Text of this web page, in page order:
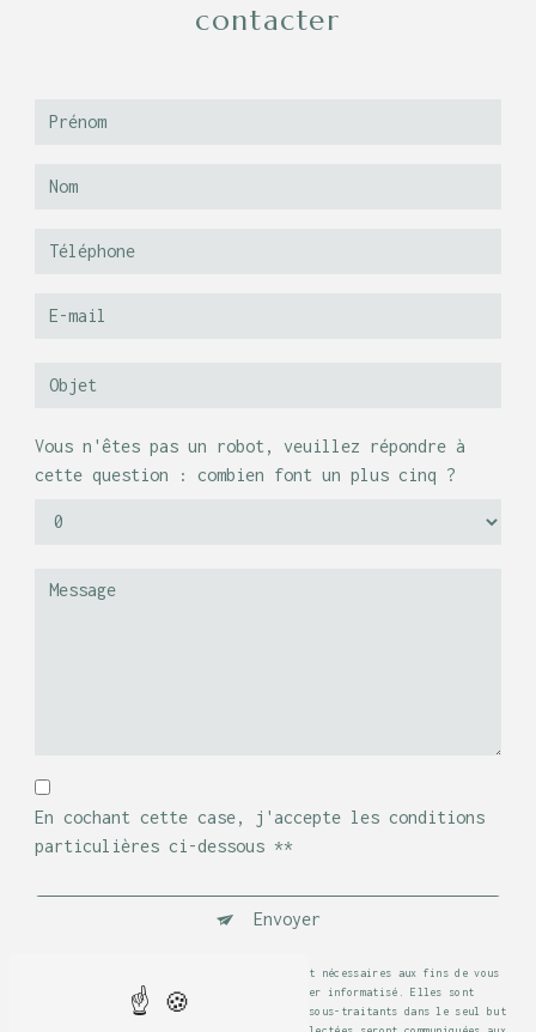
contacter
Vous n'êtes pas un robot, veuillez répondre à
cette question : combien font un plus cinq ?
En cochant cette case, j'accepte les conditions
particulières ci-dessous **
Envoyer
** Les données personnelles communiquées sont nécessaires aux fins de vous
contacter et sont enregistrées dans un fichier informatisé. Elles sont
destinées à La Table de l'Hippodrome et ses sous-traitants dans le seul but